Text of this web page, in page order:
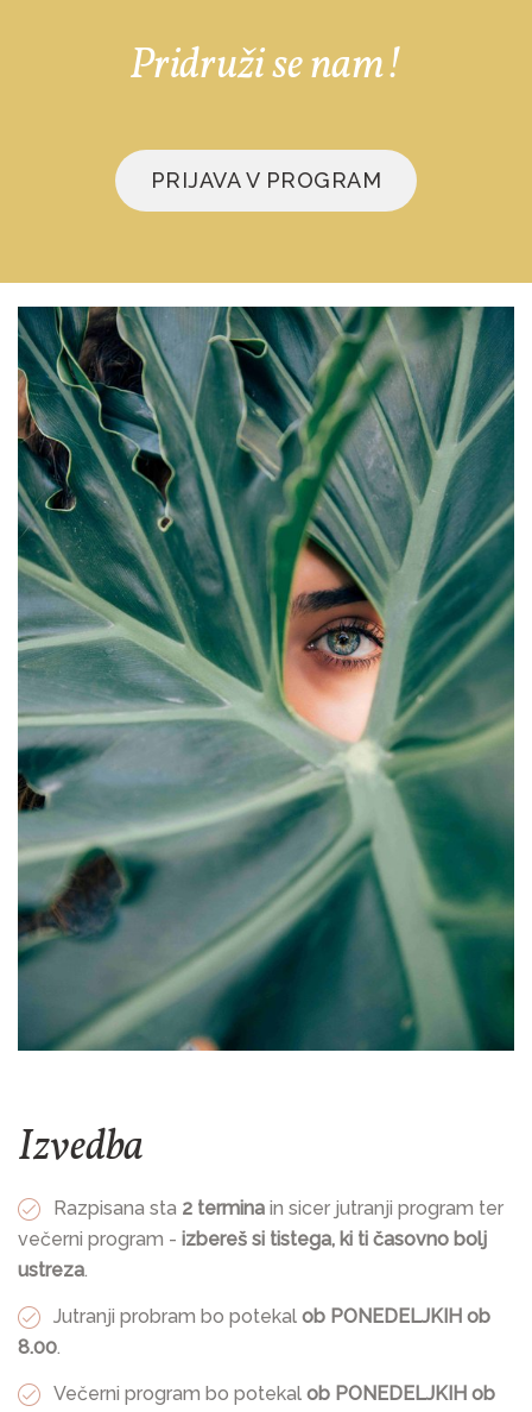
Pridruži se nam!
PRIJAVA V PROGRAM
Izvedba
Razpisana sta 2 termina in sicer jutranji program ter
večerni program - izbereš si tistega, ki ti časovno bolj
ustreza.
Jutranji probram bo potekal ob PONEDELJKIH ob
8.00.
Večerni program bo potekal ob PONEDELJKIH ob